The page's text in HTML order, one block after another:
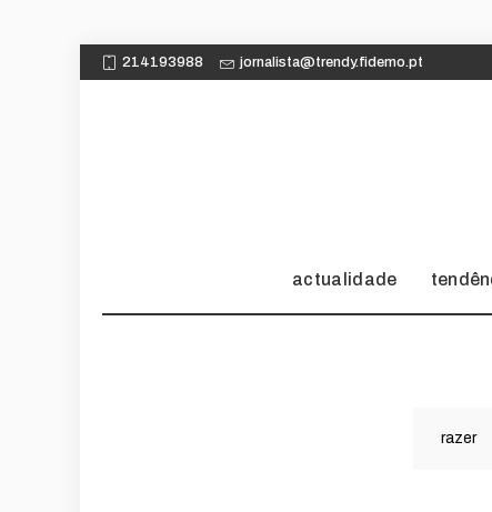
214193988 jornalista@trendy.fidemo.pt
actualidade